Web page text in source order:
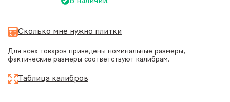
Сколько мне нужно плитки
Для всех товаров приведены номинальные размеры,
фактические размеры соответствуют калибрам.
Таблица калибров